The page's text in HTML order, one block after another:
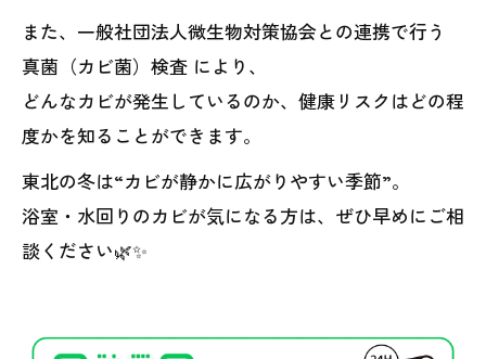
また、一般社団法人微生物対策協会との連携で行う
真菌（カビ菌）検査 により、
どんなカビが発生しているのか、健康リスクはどの程
度かを知ることができます。
東北の冬は“カビが静かに広がりやすい季節”。
浴室・水回りのカビが気になる方は、ぜひ早めにご相
談ください🌿✨